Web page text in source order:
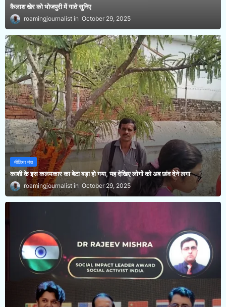
कैलाश खेर को भोजपुरी में गाते सुनिए
roamingjournalist October 29, 2025
मीडिया मंच
काशी के इस कलमकार का बेटा बड़ा हो गया, यह देखिए लोगों को अब छांव देने लगा
roamingjournalist October 29, 2025